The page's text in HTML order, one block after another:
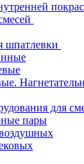
шпатлевки
для
пары